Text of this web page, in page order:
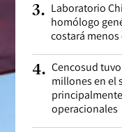
3. Laboratorio
homólogo
costará
4. Cencosud
millones en el
operacionales